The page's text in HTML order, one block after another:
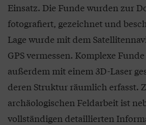
Einsatz. Die Funde wurden zur
fotografiert, gezeichnet und
Lage wurde mit dem
GPS vermessen. Komplexe
außerdem mit einem 3D-Laser
deren Struktur räumlich erfasst.
archäologischen Feldarbeit ist
vollständigen detaillierten